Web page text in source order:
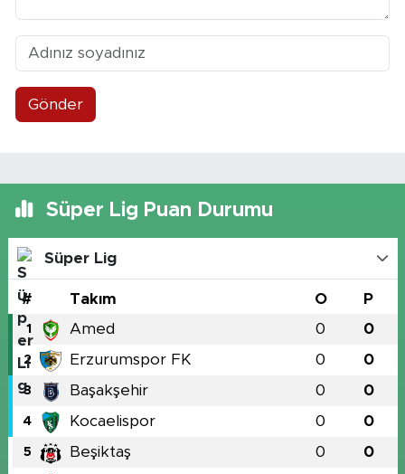
Gönder
Süper Lig Puan Durumu
Süper Lig
# Takım O P
1 Amed 0 0
2 Erzurumspor FK 0 0
3 Başakşehir 0 0
4 Kocaelispor 0 0
5 Beşiktaş 0 0